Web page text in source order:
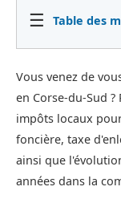
☰ Table des
Vous venez de
en Corse-du-Sud
impôts locaux
foncière, taxe
ainsi que
années dans la